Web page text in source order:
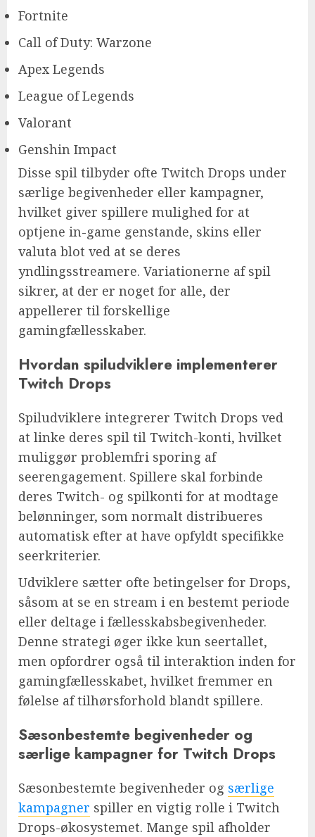
Fortnite
Call of Duty: Warzone
Apex Legends
League of Legends
Valorant
Genshin Impact
Disse spil tilbyder ofte Twitch Drops under
særlige begivenheder eller kampagner,
hvilket giver spillere mulighed for at
optjene in-game genstande, skins eller
valuta blot ved at se deres
yndlingsstreamere. Variationerne af spil
sikrer, at der er noget for alle, der
appellerer til forskellige
gamingfællesskaber.
Hvordan spiludviklere implementerer
Twitch Drops
Spiludviklere integrerer Twitch Drops ved
at linke deres spil til Twitch-konti, hvilket
muliggør problemfri sporing af
seerengagement. Spillere skal forbinde
deres Twitch- og spilkonti for at modtage
belønninger, som normalt distribueres
automatisk efter at have opfyldt specifikke
seerkriterier.
Udviklere sætter ofte betingelser for Drops,
såsom at se en stream i en bestemt periode
eller deltage i fællesskabsbegivenheder.
Denne strategi øger ikke kun seertallet,
men opfordrer også til interaktion inden for
gamingfællesskabet, hvilket fremmer en
følelse af tilhørsforhold blandt spillere.
Sæsonbestemte begivenheder og
særlige kampagner for Twitch Drops
Sæsonbestemte begivenheder og særlige
kampagner spiller en vigtig rolle i Twitch
Drops-økosystemet. Mange spil afholder